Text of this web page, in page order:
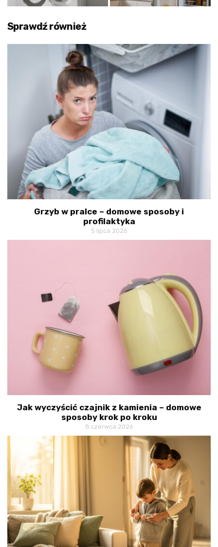
Sprawdź również
Grzyb w pralce – domowe sposoby i
profilaktyka
5 lipca 2026
Jak wyczyścić czajnik z kamienia – domowe
sposoby krok po kroku
8 czerwca 2026